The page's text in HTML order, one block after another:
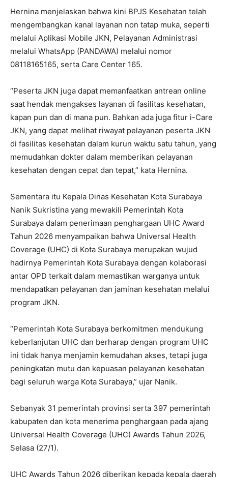
Hernina menjelaskan bahwa kini BPJS Kesehatan telah
mengembangkan kanal layanan non tatap muka, seperti
melalui Aplikasi Mobile JKN, Pelayanan Administrasi
melalui WhatsApp (PANDAWA) melalui nomor
08118165165, serta Care Center 165.
“Peserta JKN juga dapat memanfaatkan antrean online
saat hendak mengakses layanan di fasilitas kesehatan,
kapan pun dan di mana pun. Bahkan ada juga fitur i-Care
JKN, yang dapat melihat riwayat pelayanan peserta JKN
di fasilitas kesehatan dalam kurun waktu satu tahun, yang
memudahkan dokter dalam memberikan pelayanan
kesehatan dengan cepat dan tepat,” kata Hernina.
Sementara itu Kepala Dinas Kesehatan Kota Surabaya
Nanik Sukristina yang mewakili Pemerintah Kota
Surabaya dalam penerimaan penghargaan UHC Award
Tahun 2026 menyampaikan bahwa Universal Health
Coverage (UHC) di Kota Surabaya merupakan wujud
hadirnya Pemerintah Kota Surabaya dengan kolaborasi
antar OPD terkait dalam memastikan warganya untuk
mendapatkan pelayanan dan jaminan kesehatan melalui
program JKN.
“Pemerintah Kota Surabaya berkomitmen mendukung
keberlanjutan UHC dan berharap dengan program UHC
ini tidak hanya menjamin kemudahan akses, tetapi juga
peningkatan mutu dan kepuasan pelayanan kesehatan
bagi seluruh warga Kota Surabaya,” ujar Nanik.
Sebanyak 31 pemerintah provinsi serta 397 pemerintah
kabupaten dan kota menerima penghargaan pada ajang
Universal Health Coverage (UHC) Awards Tahun 2026,
Selasa (27/1).
UHC Awards Tahun 2026 diberikan kepada kepala daerah